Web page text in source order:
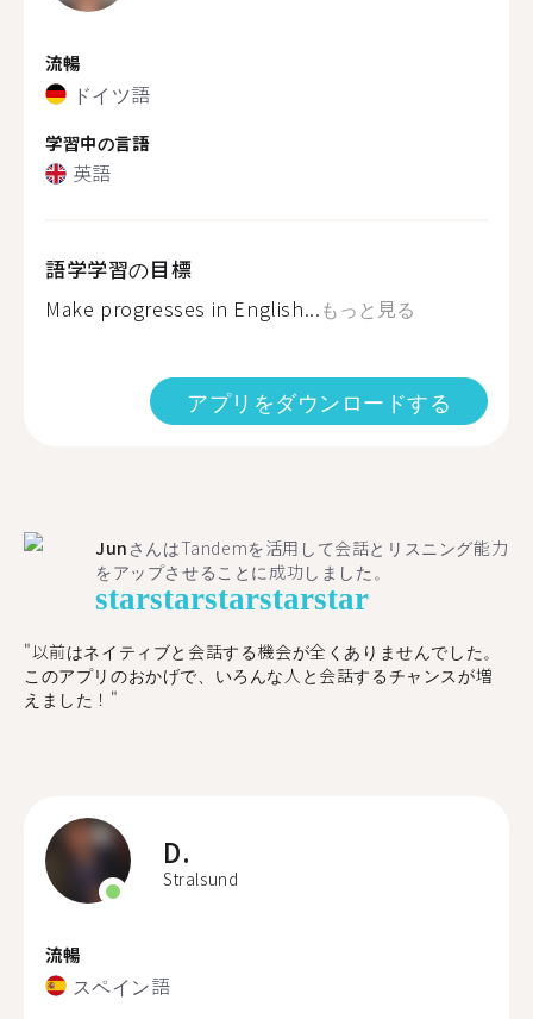
流暢
ドイツ語
学習中の言語
英語
語学学習の目標
Make progresses in English...もっと見る
アプリをダウンロードする
Jun さんはTandemを活用して会話とリスニング能力
をアップさせることに成功しました。
starstarstarstarstar
"以前はネイティブと会話する機会が全くありませんでした。
このアプリのおかげで、いろんな人と会話するチャンスが増
えました！"
D.
Stralsund
流暢
スペイン語